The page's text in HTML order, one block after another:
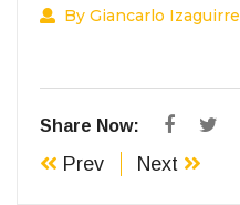
By Giancarlo Izaguirre
Share Now:
Prev Next